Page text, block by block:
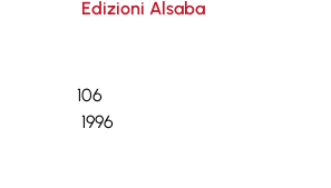
Edizioni Alsaba
106
1996